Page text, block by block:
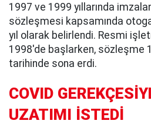
1997 ve 1999 yıllarında
sözleşmesi kapsamında
yıl olarak belirlendi. Resmi
1998'de başlarken, sözleşme
tarihinde sona erdi.
COVID
UZATIMI İSTEDİ